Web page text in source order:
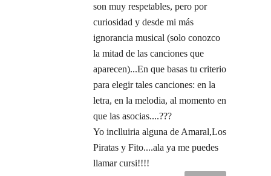
son muy respetables, pero por
curiosidad y desde mi más
ignorancia musical (solo conozco
la mitad de las canciones que
aparecen)...En que basas tu criterio
para elegir tales canciones: en la
letra, en la melodia, al momento en
que las asocias....???
Yo inclluiria alguna de Amaral,Los
Piratas y Fito....ala ya me puedes
llamar cursi!!!!